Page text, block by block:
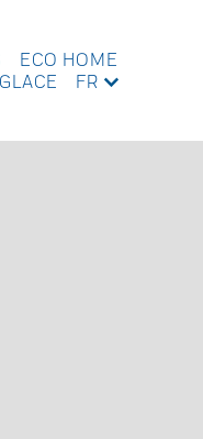
ECO HOME
GLACE FR